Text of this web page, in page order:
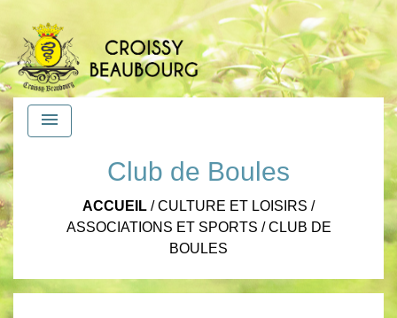
menu
Club de Boules
ACCUEIL /CULTURE ET LOISIRS /
ASSOCIATIONS ET SPORTS /CLUB DE
BOULES